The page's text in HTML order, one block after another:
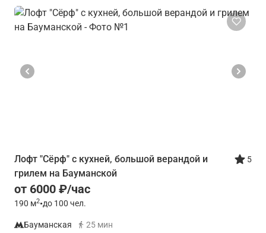
Лофт "Сёрф" с кухней, большой верандой и
грилем на Бауманской
от 6000 ₽/час
190 м2•до 100 чел.
5
Бауманская
25 мин